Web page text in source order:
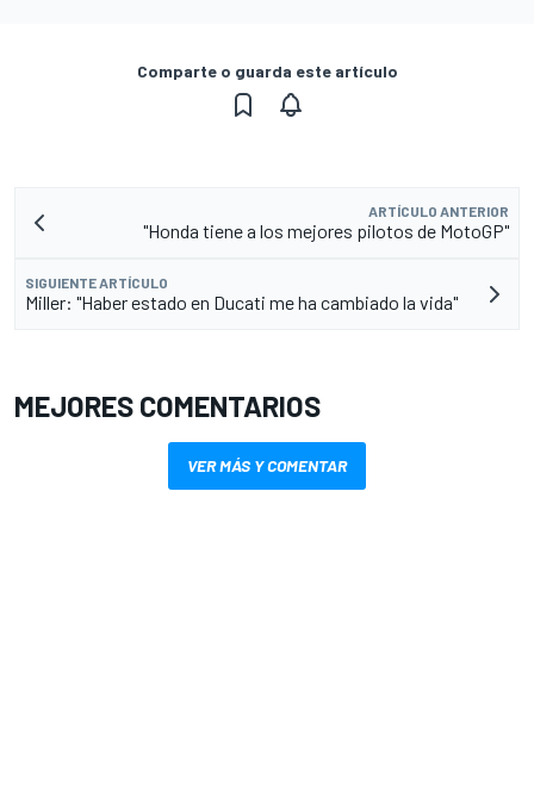
Comparte o guarda este artículo
ARTÍCULO ANTERIOR
"Honda tiene a los mejores pilotos de MotoGP"
SIGUIENTE ARTÍCULO
Miller: "Haber estado en Ducati me ha cambiado la vida"
MEJORES COMENTARIOS
VER MÁS Y COMENTAR